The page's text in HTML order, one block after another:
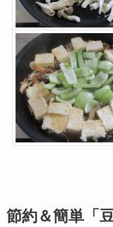
節約＆簡単「